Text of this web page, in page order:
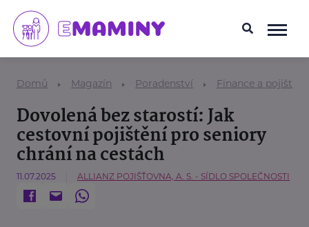
Domů Magazín Poradenství Finance a pojištění
Dovolená bez starostí: Jak
cestovní pojištění pro seniory
chrání na cestách
11.07.2025 ALLIANZ POJIŠŤOVNA, A. S. - SÍDLO SPOLEČNOSTI